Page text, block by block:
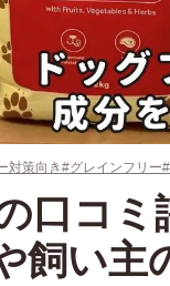
対策向き#グレインフリー
口コミ
飼い主